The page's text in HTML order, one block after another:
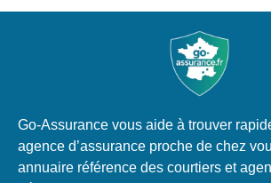
Go-Assurance vous aide à trouver
agence d’assurance proche de chez
annuaire référence des courtiers et